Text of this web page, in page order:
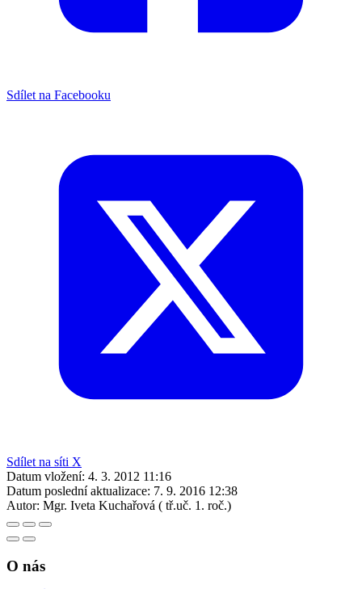
Sdílet na Facebooku
Sdílet na síti X
Datum vložení: 4. 3. 2012 11:16
Datum poslední aktualizace: 7. 9. 2016 12:38
Autor: Mgr. Iveta Kuchařová ( tř.uč. 1. roč.)
O nás